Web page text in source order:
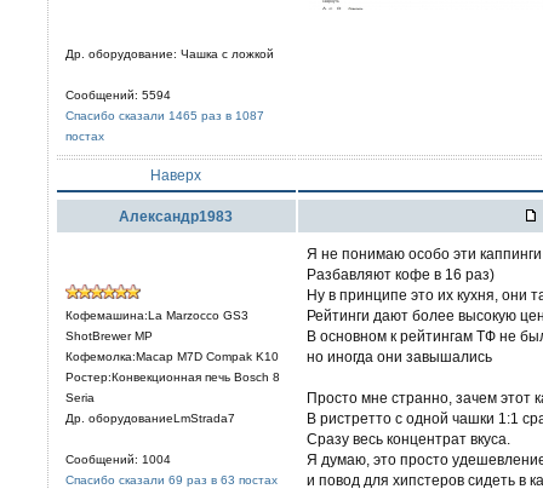
Др. оборудование: Чашка с ложкой
Сообщений: 5594
Спасибо сказали 1465 раз в 1087
постах
Наверх
Александр1983
Кофемашина:La Marzocco GS3
ShotBrewer MP
Кофемолка:Macap M7D Compak K10
Ростер:Конвекционная печь Bosch 8
Seria
Др. оборудованиеLmStrada7
Сообщений: 1004
Спасибо сказали 69 раз в 63 постах
Я не понимаю особо эти
Разбавляют кофе в 16 раз)
Ну в принципе это их кухня, они
Рейтинги дают более высокую
В основном к рейтингам ТФ не
но иногда они завышались
Просто мне странно, зачем этот
В ристретто с одной чашки 1:1
Сразу весь концентрат вкуса.
Я думаю, это просто
и повод для хипстеров сидеть в